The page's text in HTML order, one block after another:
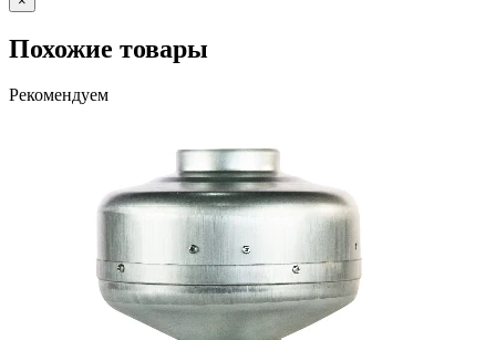
Похожие товары
Рекомендуем